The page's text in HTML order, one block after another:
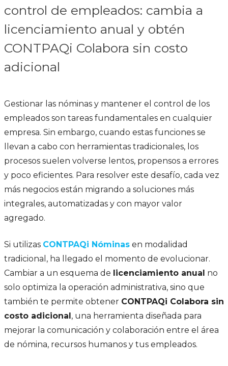
control de empleados: cambia a
licenciamiento anual y obtén
CONTPAQi Colabora sin costo
adicional
Gestionar las nóminas y mantener el control de los
empleados son tareas fundamentales en cualquier
empresa. Sin embargo, cuando estas funciones se
llevan a cabo con herramientas tradicionales, los
procesos suelen volverse lentos, propensos a errores
y poco eficientes. Para resolver este desafío, cada vez
más negocios están migrando a soluciones más
integrales, automatizadas y con mayor valor
agregado.
Si utilizas CONTPAQi Nóminas en modalidad
tradicional, ha llegado el momento de evolucionar.
Cambiar a un esquema de licenciamiento anual no
solo optimiza la operación administrativa, sino que
también te permite obtener CONTPAQi Colabora sin
costo adicional , una herramienta diseñada para
mejorar la comunicación y colaboración entre el área
de nómina, recursos humanos y tus empleados.